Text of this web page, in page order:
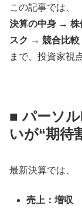
この記事では、
決算の中身 →
スク → 競合比
まで、投資家視
■ パーソ
いが“期待
最新決算では、
売上：増収